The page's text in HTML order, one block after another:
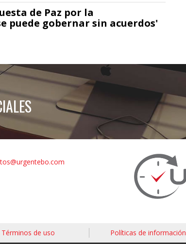
de Paz por la
puede gobernar sin acuerdos'
Términos de uso Políticas de información